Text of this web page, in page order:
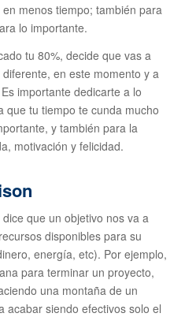
menos tiempo; también para
lo importante.
tu 80%, decide que vas a
en este momento y a
importante dedicarte a lo
que tu tiempo te cunda mucho
y también para la
motivación y felicidad.
que un objetivo nos va a
disponibles para su
energía, etc). Por ejemplo,
para terminar un proyecto,
una montaña de un
acabar siendo efectivos solo el